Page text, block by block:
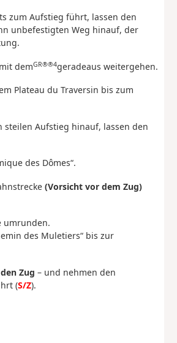
zum Aufstieg führt, lassen den
unbefestigten Weg hinauf, der
demGR®®4geradeaus weitergehen.
Plateau du Traversin bis zum
steilen Aufstieg hinauf, lassen den
des Dômes“.
(Vorsicht vor dem Zug)
umrunden.
des Muletiers“ bis zur
Zug – und nehmen den
(S/Z).